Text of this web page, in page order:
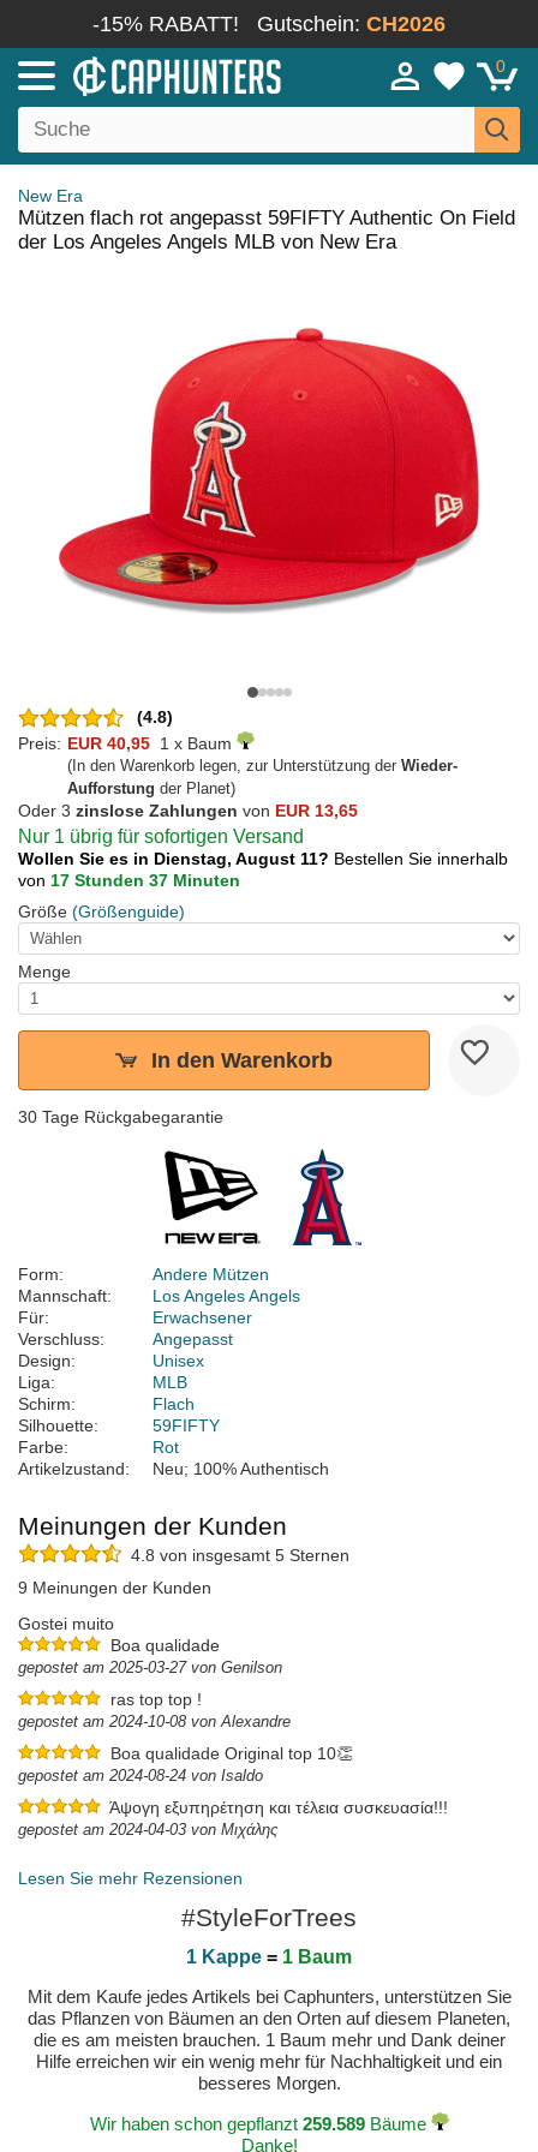
-15% RABATT! Gutschein: CH2026
0
New Era
Mützen flach rot angepasst 59FIFTY Authentic On Field
der Los Angeles Angels MLB von New Era
(4.8)
Preis: EUR 40,95 1 x Baum
(In den Warenkorb legen, zur Unterstützung der Wieder-
Aufforstung der Planet)
Oder 3 zinslose Zahlungen von EUR 13,65
Nur 1 übrig für sofortigen Versand
Wollen Sie es in Dienstag, August 11? Bestellen Sie innerhalb
von 17 Stunden 37 Minuten
Größe (Größenguide)
Menge
In den Warenkorb
30 Tage Rückgabegarantie
Form:
Andere Mützen
Mannschaft:
Los Angeles Angels
Für:
Erwachsener
Verschluss:
Angepasst
Design:
Unisex
Liga:
MLB
Schirm:
Flach
Silhouette:
59FIFTY
Farbe:
Rot
Artikelzustand:
Neu; 100% Authentisch
Meinungen der Kunden
4.8 von insgesamt 5 Sternen
9 Meinungen der Kunden
Gostei muito
Boa qualidade
gepostet am 2025-03-27 von Genilson
ras top top !
gepostet am 2024-10-08 von Alexandre
Boa qualidade Original top 10👏
gepostet am 2024-08-24 von Isaldo
Άψογη εξυπηρέτηση και τέλεια συσκευασία!!!
gepostet am 2024-04-03 von Μιχάλης
Lesen Sie mehr Rezensionen
#StyleForTrees
1 Kappe = 1 Baum
Mit dem Kaufe jedes Artikels bei Caphunters, unterstützen Sie
das Pflanzen von Bäumen an den Orten auf diesem Planeten,
die es am meisten brauchen. 1 Baum mehr und Dank deiner
Hilfe erreichen wir ein wenig mehr für Nachhaltigkeit und ein
besseres Morgen.
Wir haben schon gepflanzt 259.589Bäume
Danke!